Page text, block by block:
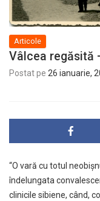
Articole
Vâlcea regăsită
Postat pe 26 ianuarie,
“O vară cu totul
îndelungata
clinicile sibiene, când,